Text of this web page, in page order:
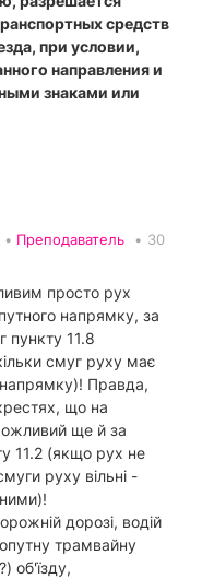
средств
при условии,
направления и
знаками или
Преподаватель • 30
просто рух
напрямку, за
пункту 11.8
смуг руху має
Правда,
що на
ще й за
11.2 (якщо рух не
руху вільні -
дорозі, водій
трамвайну
об'їзду,